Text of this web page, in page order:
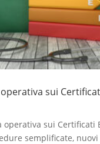
sui
operativa sui Certificati
semplificate,